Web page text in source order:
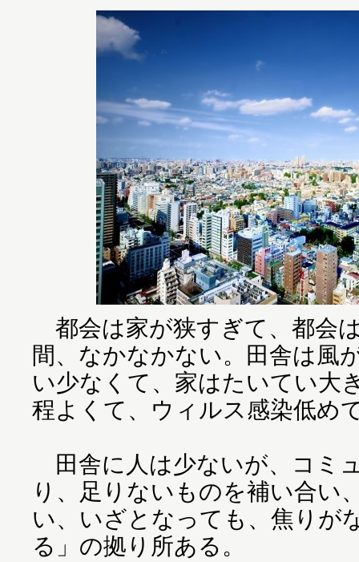
都会は家が狭すぎて、都会
間、なかなかない。田舎は風
い少なくて、家はたいてい大
程よくて、ウィルス感染低め
田舎に人は少ないが、コミ
り、足りないものを補い合い
い、いざとなっても、焦りが
る」の拠り所ある。